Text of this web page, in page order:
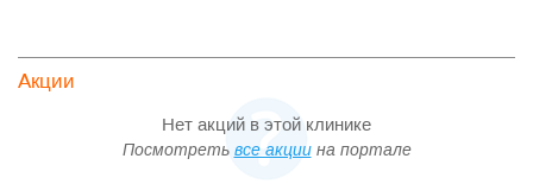
Акции
Нет акций в этой клинике
Посмотреть все акциина портале